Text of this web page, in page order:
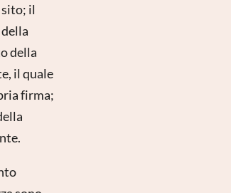
il
della
il quale
firma;